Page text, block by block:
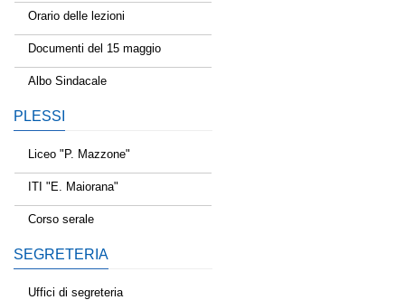
Orario delle lezioni
Documenti del 15 maggio
Albo Sindacale
PLESSI
Liceo "P. Mazzone"
ITI "E. Maiorana"
Corso serale
SEGRETERIA
Uffici di segreteria